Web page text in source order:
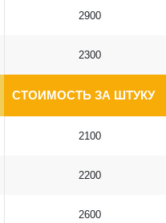
2900
2300
СТОИМОСТЬ ЗА ШТУКУ
2100
2200
2600